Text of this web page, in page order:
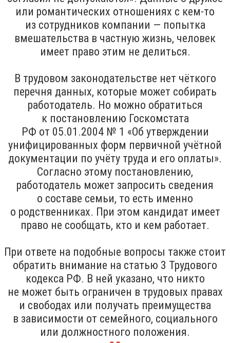
или романтических отношениях с кем-то
из сотрудников компании — попытка
вмешательства в частную жизнь, человек
имеет право этим не делиться.
В трудовом законодательстве нет чёткого
перечня данных, которые может собирать
работодатель. Но можно обратиться
к постановлению Госкомстата
РФ от 05.01.2004 № 1 «Об утверждении
унифицированных форм первичной учётной
документации по учёту труда и его оплаты».
Согласно этому постановлению,
работодатель может запросить сведения
о составе семьи, то есть именно
о родственниках. При этом кандидат имеет
право не сообщать, кто и кем работает.
При ответе на подобные вопросы также стоит
обратить внимание на статью 3 Трудового
кодекса РФ. В ней указано, что никто
не может быть ограничен в трудовых правах
и свободах или получать преимущества
в зависимости от семейного, социального
или должностного положения.